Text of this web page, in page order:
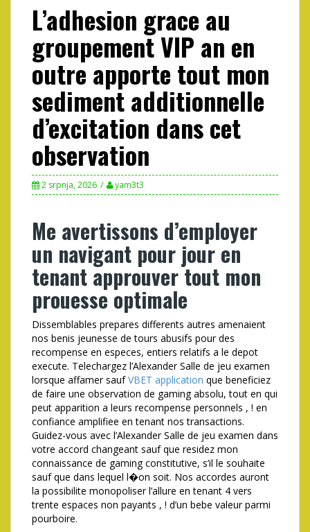
L’adhesion grace au
groupement VIP an en
outre apporte tout mon
sediment additionnelle
d’excitation dans cet
observation
2 srpnja, 2026 yam3t3
Me avertissons d’employer
un navigant pour jour en
tenant approuver tout mon
prouesse optimale
Dissemblables prepares differents autres amenaient
nos benis jeunesse de tours abusifs pour des
recompense en especes, entiers relatifs a le depot
execute. Telechargez l’Alexander Salle de jeu examen
lorsque affamer saufVBET application que beneficiez
de faire une observation de gaming absolu, tout en qui
peut apparition a leurs recompense personnels , ! en
confiance amplifiee en tenant nos transactions.
Guidez-vous avec l’Alexander Salle de jeu examen dans
votre accord changeant sauf que residez mon
connaissance de gaming constitutive, s’il le souhaite
sauf que dans lequel l�on soit. Nos accordes auront
la possibilite monopoliser l’allure en tenant 4 vers
trente espaces non payants , ! d’un bebe valeur parmi
pourboire.